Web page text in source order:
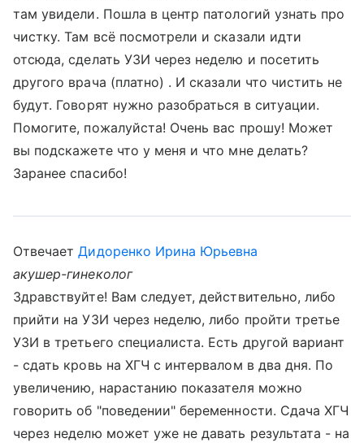
там увидели. Пошла в центр патологий узнать про
чистку. Там всё посмотрели и сказали идти
отсюда, сделать УЗИ через неделю и посетить
другого врача (платно) . И сказали что чистить не
будут. Говорят нужно разобраться в ситуации.
Помогите, пожалуйста! Очень вас прошу! Может
вы подскажете что у меня и что мне делать?
Заранее спасибо!
ОтвечаетДидоренко Ирина Юрьевна
акушер-гинеколог
Здравствуйте! Вам следует, действительно, либо
прийти на УЗИ через неделю, либо пройти третье
УЗИ в третьего специалиста. Есть другой вариант
- сдать кровь на ХГЧ с интервалом в два дня. По
увеличению, нарастанию показателя можно
говорить об "поведении" беременности. Сдача ХГЧ
через неделю может уже не давать результата - на